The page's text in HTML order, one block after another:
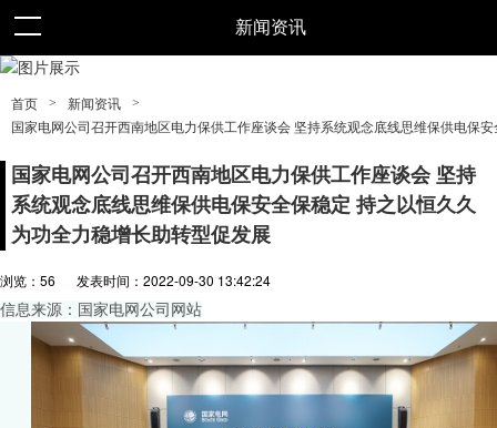
新闻资讯
首页 > 新闻资讯
>
国家电网公司召开西南地区电力保供工作座谈会 坚持系统观念底线思维保供电保
国家电网公司召开西南地区电力保供工作座谈会 坚持
系统观念底线思维保供电保安全保稳定 持之以恒久久
为功全力稳增长助转型促发展
浏览： 56 发表时间：2022-09-30 13:42:24
信息来源：国家电网公司网站